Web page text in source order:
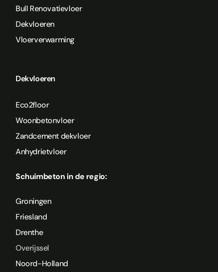
Bull Renovatievloer
Dekvloeren
Vloerverwarming
Dekvloeren
Eco2floor
Woonbetonvloer
Zandcement dekvloer
Anhydrietvloer
Schuimbeton in de regio:
Groningen
Friesland
Drenthe
Overijssel
Noord-Holland